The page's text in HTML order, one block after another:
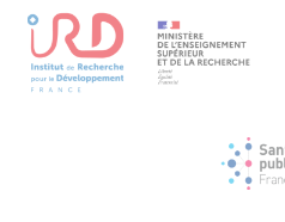
probantes pour la mise en
de prévention primaire pour
des étudiants universitaires. Ce
d’alimenter les données
des étudiants universitaires en
contribuera à une meilleure
déterminants individuels des
et du rôle des facteurs de